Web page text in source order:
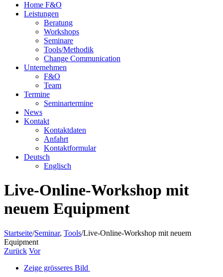
Home F&O
Leistungen
Beratung
Workshops
Seminare
Tools/Methodik
Change Communication
Unternehmen
F&O
Team
Termine
Seminartermine
News
Kontakt
Kontaktdaten
Anfahrt
Kontaktformular
Deutsch
Englisch
Live-Online-Workshop mit
neuem Equipment
Startseite/Seminar, Tools/Live-Online-Workshop mit neuem
Equipment
Zurück Vor
Zeige grösseres Bild